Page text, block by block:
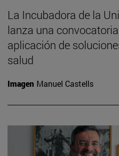
La Incubadora de la
lanza una
aplicación de
salud
Imagen Manuel Castells